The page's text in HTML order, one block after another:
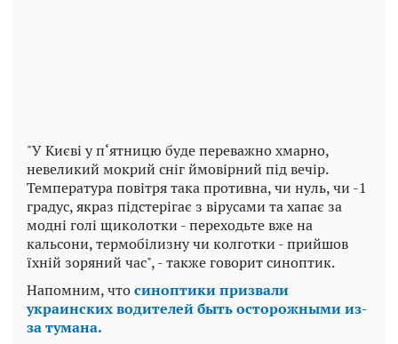
"У Києві у п‘ятницю буде переважно хмарно,
невеликий мокрий сніг ймовірний під вечір.
Температура повітря така противна, чи нуль, чи -1
градус, якраз підстерігає з вірусами та хапає за
модні голі щиколотки - переходьте вже на
кальсони, термобілизну чи колготки - прийшов
їхній зоряний час", - также говорит синоптик.
Напомним, чтосиноптики призвали
украинских водителей быть осторожными из-
за тумана.